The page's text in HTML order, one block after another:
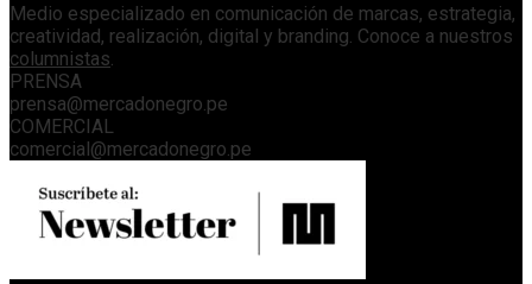
Medio especializado en comunicación de marcas, estrategia,
creatividad, realización, digital y branding. Conoce a nuestros
columnistas
PRENSA
prensa@mercadonegro.pe
COMERCIAL
comercial@mercadonegro.pe